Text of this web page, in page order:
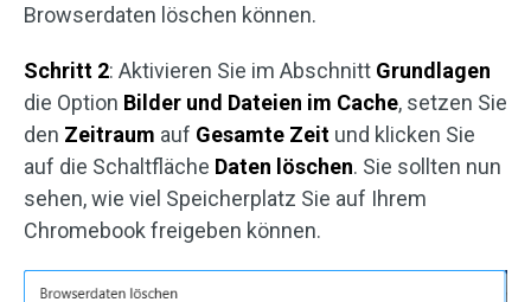
Browserdaten löschen können.
Schritt 2: Aktivieren Sie im Abschnitt Grundlagen
die Option Bilder und Dateien im Cache, setzen Sie
den Zeitraum auf Gesamte Zeit und klicken Sie
auf die Schaltfläche Daten löschen. Sie sollten nun
sehen, wie viel Speicherplatz Sie auf Ihrem
Chromebook freigeben können.